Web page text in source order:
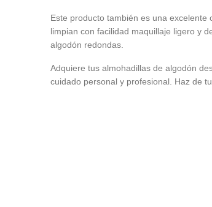
Este producto también es una
limpian con facilidad maquillaje ligero y
algodón redondas.
Adquiere tus almohadillas de algodón
cuidado personal y profesional. Haz de